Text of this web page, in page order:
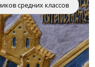
средних классов